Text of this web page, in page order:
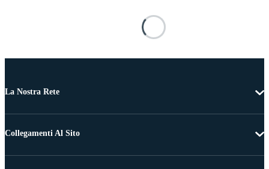
La Nostra Rete
Collegamenti Al Sito